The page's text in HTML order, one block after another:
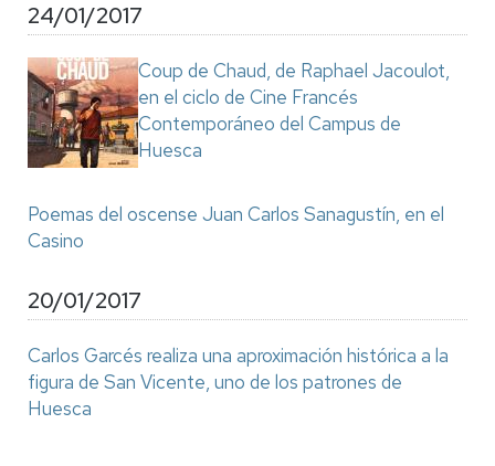
24/01/2017
Coup de Chaud, de Raphael Jacoulot,
en el ciclo de Cine Francés
Contemporáneo del Campus de
Huesca
Poemas del oscense Juan Carlos Sanagustín, en el
Casino
20/01/2017
Carlos Garcés realiza una aproximación histórica a la
figura de San Vicente, uno de los patrones de
Huesca